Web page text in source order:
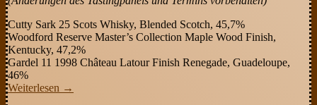
Cutty Sark 25 Scots Whisky, Blended Scotch, 45,7%
Woodford Reserve Master’s Collection Maple Wood Finish,
Kentucky, 47,2%
Gardel 11 1998 Château Latour Finish Renegade, Guadeloupe,
46%
Weiterlesen →